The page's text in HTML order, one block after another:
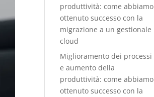
produttività: come abbiamo
ottenuto successo con la
migrazione a un gestionale
cloud
Miglioramento dei processi
e aumento della
produttività: come abbiamo
ottenuto successo con la